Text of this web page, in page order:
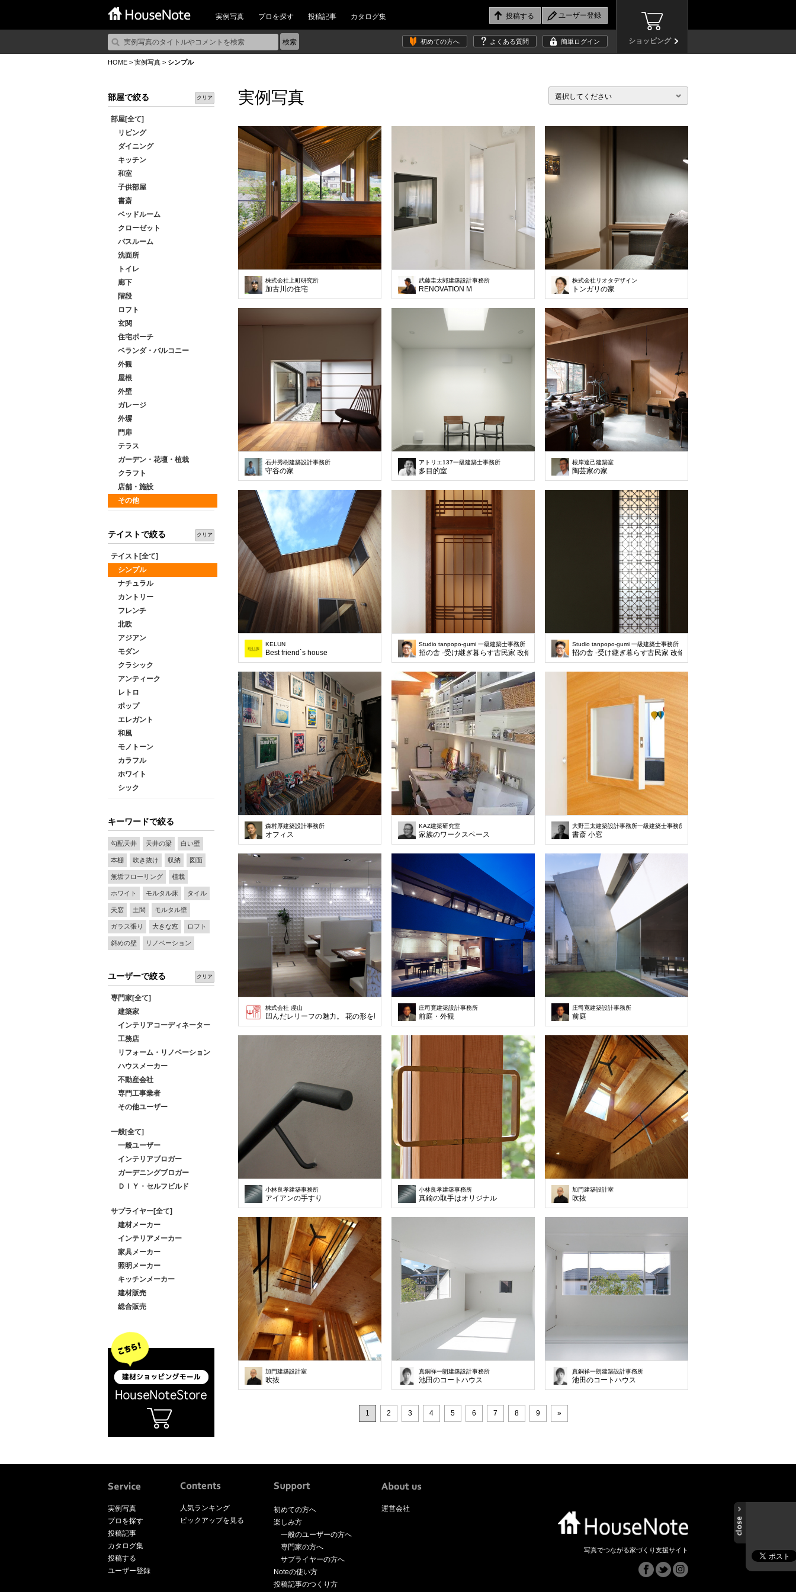
実例写真 プロを探す 投稿記事 カタログ集
ショッピング
初めての方へ よくある質問 簡単ログイン
HOME > 実例写真 > シンプル
部屋で絞る クリア
部屋[全て]
リビング
ダイニング
キッチン
和室
子供部屋
書斎
ベッドルーム
クローゼット
バスルーム
洗面所
トイレ
廊下
階段
ロフト
玄関
住宅ポーチ
ベランダ・バルコニー
外観
屋根
外壁
ガレージ
外塀
門扉
テラス
ガーデン・花壇・植栽
クラフト
店舗・施設
その他
テイストで絞る クリア
テイスト[全て]
シンプル
ナチュラル
カントリー
フレンチ
北欧
アジアン
モダン
クラシック
アンティーク
レトロ
ポップ
エレガント
和風
モノトーン
カラフル
ホワイト
シック
キーワードで絞る
勾配天井 天井の梁 白い壁
本棚 吹き抜け 収納 図面
無垢フローリング 植栽
ホワイト モルタル床 タイル
天窓 土間 モルタル壁
ガラス張り 大きな窓 ロフト
斜めの壁 リノベーション
ユーザーで絞る クリア
専門家[全て]
建築家
インテリアコーディネーター
工務店
リフォーム・リノベーション
ハウスメーカー
不動産会社
専門工事業者
その他ユーザー
一般[全て]
一般ユーザー
インテリアブロガー
ガーデニングブロガー
ＤＩＹ・セルフビルド
サプライヤー[全て]
建材メーカー
インテリアメーカー
家具メーカー
照明メーカー
キッチンメーカー
建材販売
総合販売
実例写真 選択してください
株式会社上町研究所
加古川の住宅
武藤圭太郎建築設計事務所
RENOVATION M
株式会社リオタデザイン
トンガリの家
石井秀樹建築設計事務所
守谷の家
アトリエ137一級建築士事務所
多目的室
根岸達己建築室
陶芸家の家
KELUN
Best friend`s house
Studio tanpopo-gumi 一級建築士事務所
招の舎 -受け継ぎ暮らす古民家 改修-
Studio tanpopo-gumi 一級建築士事務所
招の舎 -受け継ぎ暮らす古民家 改修-
森村厚建築設計事務所
オフィス
KAZ建築研究室
家族のワークスペース
大野三太建築設計事務所一級建築士事務所
書斎 小窓
株式会社 虔山
凹んだレリーフの魅力。 花の形を彫り込んだ緩やかな連続性が美しい。
庄司寛建築設計事務所
前庭・外観
庄司寛建築設計事務所
前庭
小林良孝建築事務所
アイアンの手すり
小林良孝建築事務所
真鍮の取手はオリジナル
加門建築設計室
吹抜
加門建築設計室
吹抜
真銅祥一朗建築設計事務所
池田のコートハウス
真銅祥一朗建築設計事務所
池田のコートハウス
1 2 3 4 5 6 7 8 9 »
実例写真
プロを探す
投稿記事
カタログ集
投稿する
ユーザー登録
人気ランキング
ピックアップを見る
初めての方へ
楽しみ方
一般のユーザーの方へ
専門家の方へ
サプライヤーの方へ
Noteの使い方
投稿記事のつくり方
運営会社
写真でつながる家づくり支援サイト